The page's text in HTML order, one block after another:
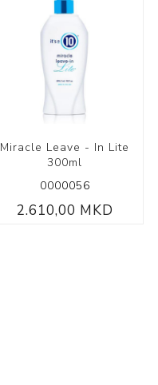
Miracle Leave - In Lite
300ml
0000056
2.610,00 MKD